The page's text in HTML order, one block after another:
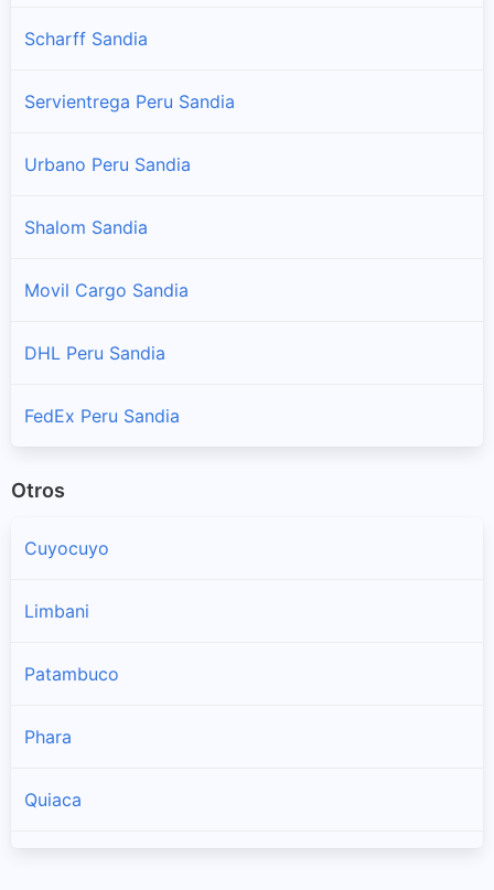
Scharff Sandia
Servientrega Peru Sandia
Urbano Peru Sandia
Shalom Sandia
Movil Cargo Sandia
DHL Peru Sandia
FedEx Peru Sandia
Otros
Cuyocuyo
Limbani
Patambuco
Phara
Quiaca